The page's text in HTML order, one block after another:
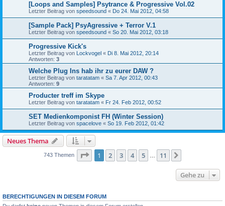
[Loops and Samples] Psytrance & Progressive Vol.02
Letzter Beitrag von speedsound « Do 24. Mai 2012, 04:58
[Sample Pack] PsyAgressive + Terror V.1
Letzter Beitrag von speedsound « So 20. Mai 2012, 03:18
Progressive Kick's
Letzter Beitrag von Lockvogel « Di 8. Mai 2012, 20:14
Antworten: 3
Welche Plug Ins hab ihr zu eurer DAW ?
Letzter Beitrag von taratatam « Sa 7. Apr 2012, 00:43
Antworten: 9
Producter treff im Skype
Letzter Beitrag von taratatam « Fr 24. Feb 2012, 00:52
SET Medienkomponist FH (Winter Session)
Letzter Beitrag von spacelove « So 19. Feb 2012, 01:42
Neues Thema
743 Themen Seite 1von 11
1 2 3 4 5 11
Gehe zu
BERECHTIGUNGEN IN DIESEM FORUM